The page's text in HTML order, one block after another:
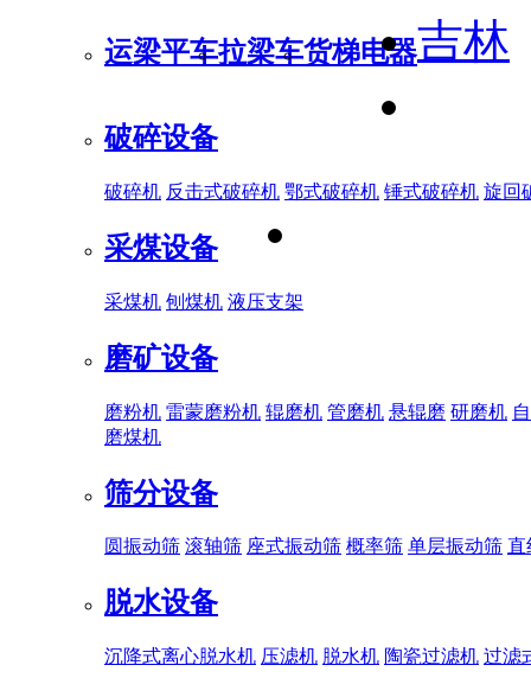
运梁平车拉梁车货梯电器
破碎设备
破碎机 反击式破碎机 鄂式破碎机 锤式破碎机 旋回
采煤设备
采煤机 刨煤机 液压支架
磨矿设备
磨粉机 雷蒙磨粉机 辊磨机 管磨机 悬辊磨 研磨机
磨煤机
筛分设备
圆振动筛 滚轴筛 座式振动筛 概率筛 单层振动筛 直
脱水设备
沉降式离心脱水机 压滤机 脱水机 陶瓷过滤机 过滤
吉林